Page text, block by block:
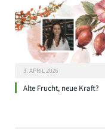
3. APRIL 2026
Alte Frucht, neue Kraft?